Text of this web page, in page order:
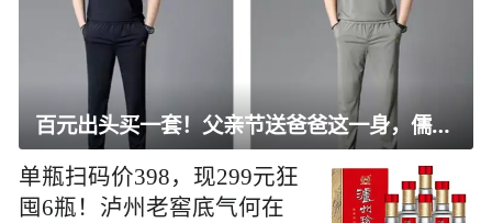
百元出头买一套！父亲节送爸爸这一身，儒雅有型还凉爽
单瓶扫码价398，现299元狂
囤6瓶！泸州老窖底气何在